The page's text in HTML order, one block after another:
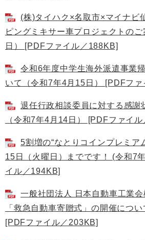
(株)タイハク×名取市×マイナビ
ピングミキサー車プロジェクトの
日） [PDFファイル／188KB]
令和6年度中学生海外派遣事業
いて（令和7年4月15日） [PDFファ
退任行政相談委員に対する感謝
（令和7年4月14日） [PDFファイ
5割増の“なとりコインプレミア
15日（火曜日）までです！ (令和7
イル／194KB]
一般社団法人 日本自動車工業
「救急自動車寄贈式」の開催につ
[PDFファイル／203KB]